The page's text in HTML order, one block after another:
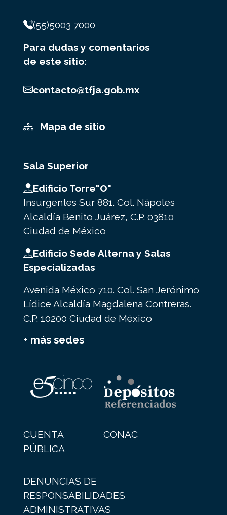
(55)5003 7000
Para dudas y comentarios
de este sitio:
contacto@tfja.gob.mx
Mapa de sitio
Sala Superior
Edificio Torre"O"
Insurgentes Sur 881. Col. Nápoles
Alcaldía Benito Juárez, C.P. 03810
Ciudad de México
Edificio Sede Alterna y Salas
Especializadas
Avenida México 710. Col. San Jerónimo
Lídice Alcaldía Magdalena Contreras.
C.P. 10200 Ciudad de México
+ más sedes
CUENTA
PÚBLICA
CONAC
DENUNCIAS DE
RESPONSABILIDADES
ADMINISTRATIVAS